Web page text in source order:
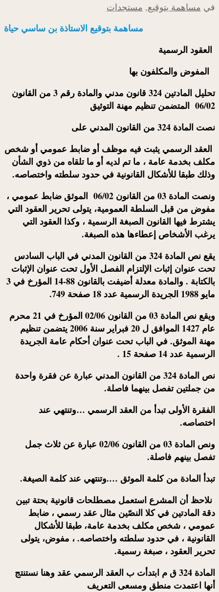
في مساهمة بتوقيع, مستجدات
مساهمة بتوقيع الاستاذة بن ساسي حياة
العقود الرسمية
المفوض والمكلفون بها
تحليل المادتين 324 قانون مدني والمادة رقم 3 من القانون
06/02 المتضمن تنظيم مهنة التوثيق
نصت المادة 324 من القانون المدني على
العقد الرسمي يثبت فيه موظف أو ضابط عمومي أو شخص
مكلف بخدمة عامة ، ما تم لديه أو ما تلقاه من ذوي الشأن
وذلك طبقا للأشكال القانونية في حدود سلطته واختصاصه.
ونصت المادة 03 من القانون 06/02 الموثق ضابط عمومي ،
مفوض من قبل السلطة العمومية، يتولى تحرير العقود التي
يشترط فيها القانون الصبغة الرسمية ، وكذا العقود التي
يرغب الأشخاص إعطاءها هذه الصبغة.
يقع نص المادة 324 من القانون المدني في الباب السادس
تحت عنوان إثبات الإلتزام الفصل الأول تحت عنوان الإثبات
بالكتابة . والمادة معدلة أضيفت بالقانون 88-14 المؤرخ في 3
مايو 1988 الجريدة الرسمية عدد 18 صفحة 749.
ويقع نص المادة 03 من القانون 02/06 المؤرخ في 21 محرم
عام 1427 الموافق ل 20 فبراير سنة 2006 يتضمن تنظيم
مهنة الموثق. في الباب تحت عنوان أحكام عامة الجريدة
الرسمية عدد 14 صفحة 15 .
نص المادة 324 من القانون المدني
عبارة عن فقرة واحدة
من جملتينتفصل بينهما فاصلة.
الفقرة الأولىتبدأ من العقد الرسمي …وتنتهي عند
اختصاصه.
ونص المادة 03 من القانون 02/06 عبارة عن
ثلاث جمل
تفصل بينهم فاصلة.
تبدأ المادة من كلمة الموثق ….وتنتهي عند كلمة الصيغة.
نلاحظ أن المشرع استعمل مصطلحات قانونية بحتة تبين
دقة المادتين في كلا النصّين مثال عقد رسمي ، ضابط
عمومي ، شخص مكلف بخدمة عامة، طبقا للأشكال
القانونية ، في حدود سلطته واختصاصه. ، مفوض، يتولى
تحرير العقود ، صبغة رسمية.
المادة 324 ق م
ابتدأت ب العقد الرسمي عقد وهنا نستنتج
أنها اعتمدت منطق ومسعى التعريف